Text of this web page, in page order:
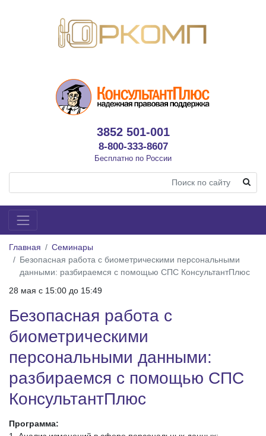
3852 501-001
8-800-333-8607
Бесплатно по России
Главная
Семинары
Безопасная работа с биометрическими персональными
данными: разбираемся с помощью СПС КонсультантПлюс
28 мая c 15:00 до 15:49
Безопасная работа с
биометрическими
персональными данными:
разбираемся с помощью СПС
КонсультантПлюс
Программа: